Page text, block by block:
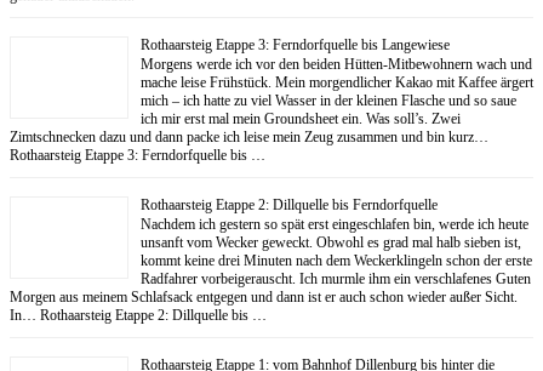
Rothaarsteig Etappe 3: Ferndorfquelle bis Langewiese
Morgens werde ich vor den beiden Hütten-Mitbewohnern wach und
mache leise Frühstück. Mein morgendlicher Kakao mit Kaffee ärgert
mich – ich hatte zu viel Wasser in der kleinen Flasche und so saue
ich mir erst mal mein Groundsheet ein. Was soll’s. Zwei
Zimtschnecken dazu und dann packe ich leise mein Zeug zusammen und bin kurz…
Rothaarsteig Etappe 3: Ferndorfquelle bis …
Rothaarsteig Etappe 2: Dillquelle bis Ferndorfquelle
Nachdem ich gestern so spät erst eingeschlafen bin, werde ich heute
unsanft vom Wecker geweckt. Obwohl es grad mal halb sieben ist,
kommt keine drei Minuten nach dem Weckerklingeln schon der erste
Radfahrer vorbeigerauscht. Ich murmle ihm ein verschlafenes Guten
Morgen aus meinem Schlafsack entgegen und dann ist er auch schon wieder außer Sicht.
In… Rothaarsteig Etappe 2: Dillquelle bis …
Rothaarsteig Etappe 1: vom Bahnhof Dillenburg bis hinter die